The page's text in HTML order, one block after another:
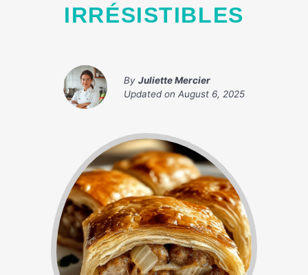
IRRÉSISTIBLES
By Juliette Mercier
Updated on August 6, 2025